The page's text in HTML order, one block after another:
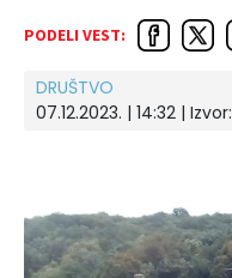
PODELI VEST:
DRUŠTVO
07.12.2023. | 14:32 | Izvor: